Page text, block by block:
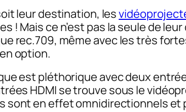
leur destination, les
! Mais ce n’est pas la seule de
rec.709, même avec les très
option.
est pléthorique avec deux
HDMI se trouve sous le
sont en effet omnidirectionnels